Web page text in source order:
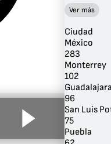
Ver más
Ciudad
México
283
Monterrey
102
96
San Luis
75
Puebla